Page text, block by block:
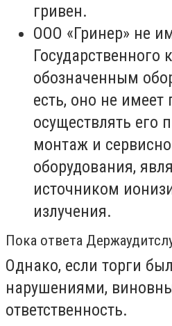
гривен.
ООО «Гринер» не
Государственного
обозначенным
есть, оно не имеет
осуществлять его
монтаж и
оборудования,
источником
излучения.
Пока ответа
Однако, если торги
нарушениями,
ответственность.